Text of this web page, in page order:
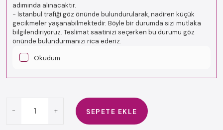
adımında alınacaktır.
- İstanbul trafiği göz önünde bulundurularak, nadiren küçük
gecikmeler yaşanabilmektedir. Böyle bir durumda sizi mutlaka
bilgilendiriyoruz. Teslimat saatinizi seçerken bu durumu göz
önünde bulundurmanızı rica ederiz.
Okudum
- + SEPETE EKLE